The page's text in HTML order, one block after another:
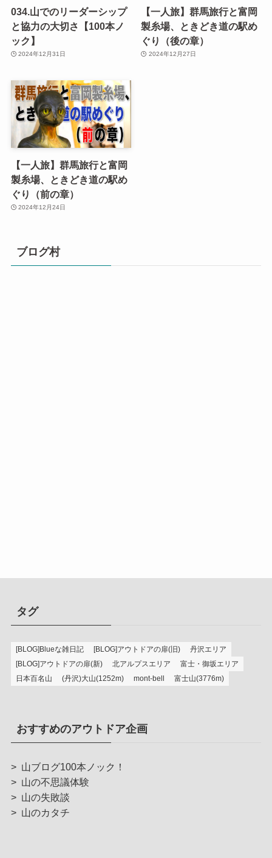
034.山でのリーダーシップ
と協力の大切さ【100本ノ
ック】
2024年12月31日
【一人旅】群馬旅行と富岡
製糸場、ときどき道の駅め
ぐり（後の章）
2024年12月27日
【一人旅】群馬旅行と富岡
製糸場、ときどき道の駅め
ぐり（前の章）
2024年12月24日
ブログ村
タグ
[BLOG]Blueな雑日記 [BLOG]アウトドアの扉(旧)
丹沢エリア
[BLOG]アウトドアの扉(新)
北アルプスエリア
富士・御坂エリア
日本百名山
(丹沢)大山(1252m) mont-bell 富士山(3776m)
おすすめのアウトドア企画
> 山ブログ100本ノック！
> 山の不思議体験
> 山の失敗談
> 山のカタチ